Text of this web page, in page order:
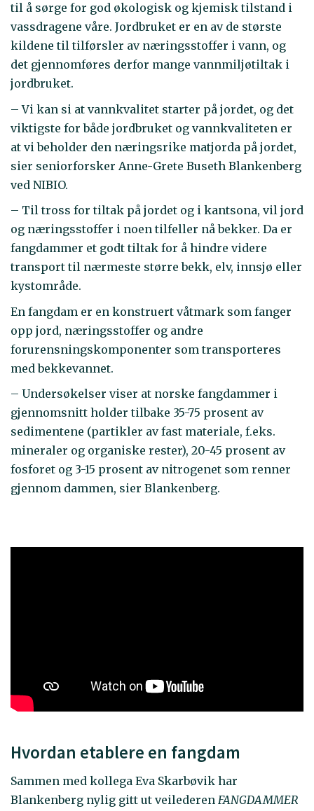
til å sørge for god økologisk og kjemisk tilstand i
vassdragene våre. Jordbruket er en av de største
kildene til tilførsler av næringsstoffer i vann, og
det gjennomføres derfor mange vannmiljøtiltak i
jordbruket.
– Vi kan si at vannkvalitet starter på jordet, og det
viktigste for både jordbruket og vannkvaliteten er
at vi beholder den næringsrike matjorda på jordet,
sier seniorforsker Anne-Grete Buseth Blankenberg
ved NIBIO.
– Til tross for tiltak på jordet og i kantsona, vil jord
og næringsstoffer i noen tilfeller nå bekker. Da er
fangdammer et godt tiltak for å hindre videre
transport til nærmeste større bekk, elv, innsjø eller
kystområde.
En fangdam er en konstruert våtmark som fanger
opp jord, næringsstoffer og andre
forurensningskomponenter som transporteres
med bekkevannet.
– Undersøkelser viser at norske fangdammer i
gjennomsnitt holder tilbake 35-75 prosent av
sedimentene (partikler av fast materiale, f.eks.
mineraler og organiske rester), 20-45 prosent av
fosforet og 3-15 prosent av nitrogenet som renner
gjennom dammen, sier Blankenberg.
Hvordan etablere en fangdam
Sammen med kollega Eva Skarbøvik har
Blankenberg nylig gitt ut veilederen FANGDAMMER